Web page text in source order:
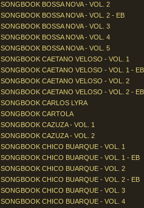
SONGBOOK BOSSA NOVA - VOL. 2
SONGBOOK BOSSA NOVA - VOL. 2 - EB
SONGBOOK BOSSA NOVA - VOL. 3
SONGBOOK BOSSA NOVA - VOL. 4
SONGBOOK BOSSA NOVA - VOL. 5
SONGBOOK CAETANO VELOSO - VOL. 1
SONGBOOK CAETANO VELOSO - VOL. 1 - EB
SONGBOOK CAETANO VELOSO - VOL. 2
SONGBOOK CAETANO VELOSO - VOL. 2 - EB
SONGBOOK CARLOS LYRA
SONGBOOK CARTOLA
SONGBOOK CAZUZA - VOL. 1
SONGBOOK CAZUZA - VOL. 2
SONGBOOK CHICO BUARQUE - VOL. 1
SONGBOOK CHICO BUARQUE - VOL. 1 - EB
SONGBOOK CHICO BUARQUE - VOL. 2
SONGBOOK CHICO BUARQUE - VOL. 2 - EB
SONGBOOK CHICO BUARQUE - VOL. 3
SONGBOOK CHICO BUARQUE - VOL. 4